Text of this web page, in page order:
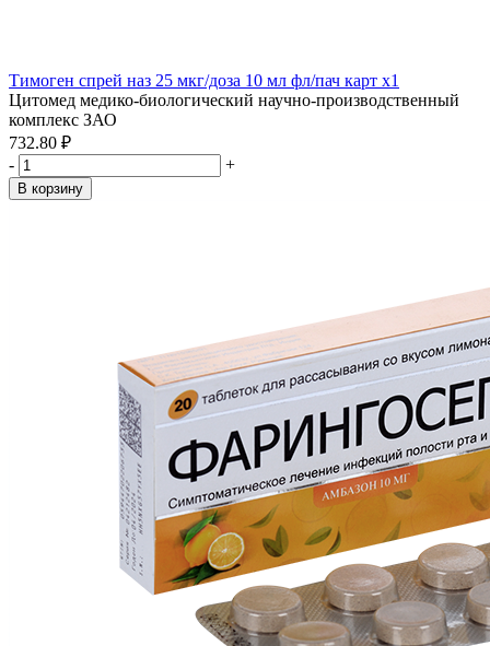
Тимоген спрей наз 25 мкг/доза 10 мл фл/пач карт x1
Цитомед медико-биологический научно-производственный
комплекс ЗАО
732.80 ₽
-
+
В корзину